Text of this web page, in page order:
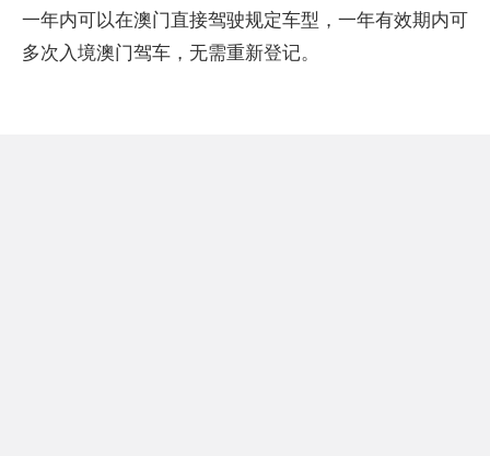
一年内可以在澳门直接驾驶规定车型，一年有效期内可
多次入境澳门驾车，无需重新登记。